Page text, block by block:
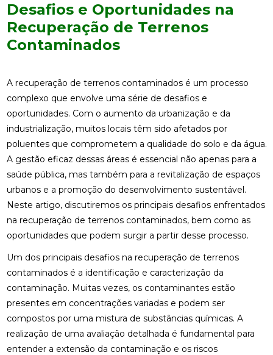
Desafios e Oportunidades na
Recuperação de Terrenos
Contaminados
A recuperação de terrenos contaminados é um processo
complexo que envolve uma série de desafios e
oportunidades. Com o aumento da urbanização e da
industrialização, muitos locais têm sido afetados por
poluentes que comprometem a qualidade do solo e da água.
A gestão eficaz dessas áreas é essencial não apenas para a
saúde pública, mas também para a revitalização de espaços
urbanos e a promoção do desenvolvimento sustentável.
Neste artigo, discutiremos os principais desafios enfrentados
na recuperação de terrenos contaminados, bem como as
oportunidades que podem surgir a partir desse processo.
Um dos principais desafios na recuperação de terrenos
contaminados é a identificação e caracterização da
contaminação. Muitas vezes, os contaminantes estão
presentes em concentrações variadas e podem ser
compostos por uma mistura de substâncias químicas. A
realização de uma avaliação detalhada é fundamental para
entender a extensão da contaminação e os riscos